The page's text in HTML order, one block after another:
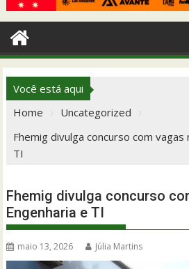
Você está aqui
Home
Uncategorized
Fhemig divulga concurso com vagas
TI
Fhemig divulga concurso
Engenharia e TI
maio 13, 2026 Júlia Martins